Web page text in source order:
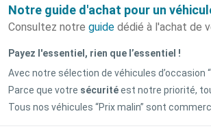
Notre guide d'achat pour un
Consultez notre guide dédié à l'achat de
Payez l'essentiel, rien que l’essentiel !
Avec notre sélection de véhicules d’occasion “
Parce que votre sécuritéest notre priorité,
Tous nos véhicules “Prix malin” sont